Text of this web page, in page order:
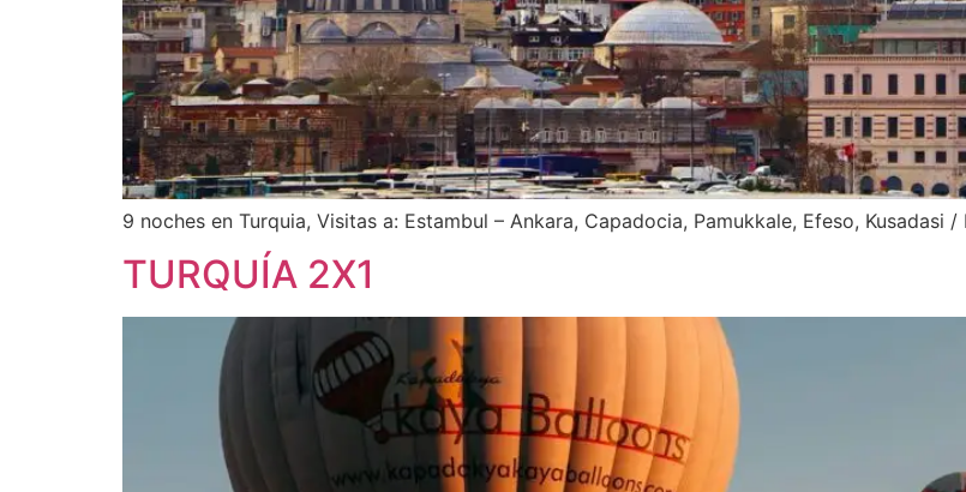
9 noches en Turquia, Visitas a: Estambul – Ankara, Capadocia, Pamukkale, Efeso, Kusadasi
TURQUÍA 2X1